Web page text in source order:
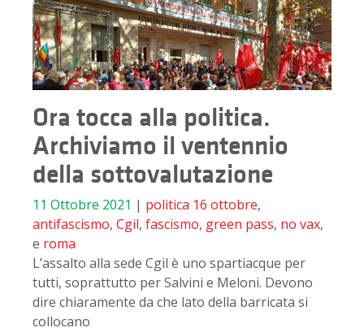
Ora tocca alla politica.
Archiviamo il ventennio
della sottovalutazione
11 Ottobre 2021 | politica 16 ottobre,
antifascismo, Cgil, fascismo, green pass, no vax,
e roma
L’assalto alla sede Cgil è uno spartiacque per
tutti, soprattutto per Salvini e Meloni. Devono
dire chiaramente da che lato della barricata si
collocano